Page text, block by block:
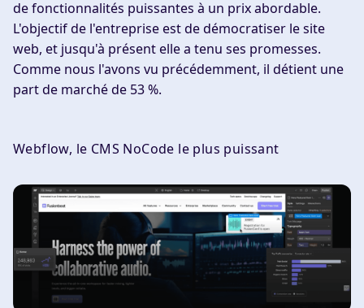
de fonctionnalités puissantes à un prix abordable.
L'objectif de l'entreprise est de démocratiser le site
web, et jusqu'à présent elle a tenu ses promesses.
Comme nous l'avons vu précédemment, il détient une
part de marché de 53 %.
Webflow, le CMS NoCode le plus puissant